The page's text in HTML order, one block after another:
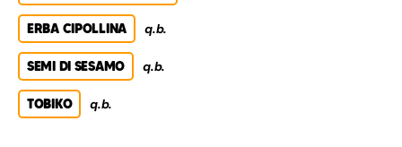
ERBA CIPOLLINA q.b.
SEMI DI SESAMO q.b.
TOBIKO q.b.